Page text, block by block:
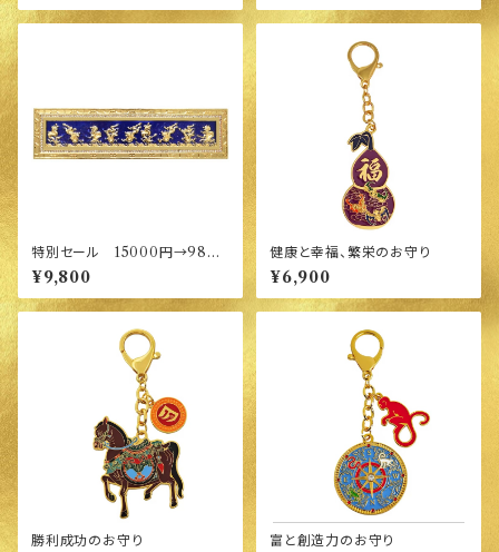
特別セール 15000円→9800
円 ロイヤルブルー・ナイン・ド
ラゴン
¥9,800
健康と幸福、繁栄のお守り
¥6,900
勝利成功のお守り 富と創造力のお守り